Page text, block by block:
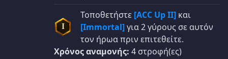
I
Τοποθετήστε [ACC Up II] και
[Immortal]για 2 γύρους σε αυτόν
τον ήρωα πριν επιτεθείτε.
Χρόνος αναμονής: 4 στροφή(ες)